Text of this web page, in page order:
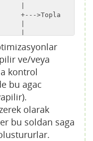
1
|
                                |
                                +---->
ve/veya
kontrol
bu agac
olarak
bu soldan saga